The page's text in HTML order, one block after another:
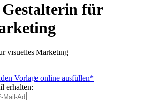
für
visuelles Marketing
Vorlage online ausfüllen*
erhalten: